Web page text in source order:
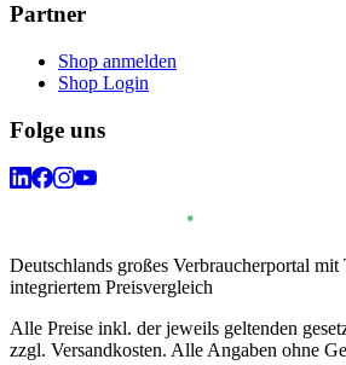
Partner
Shop anmelden
Shop Login
Folge uns
Deutschlands großes Verbraucherportal mit
integriertem Preisvergleich
Alle Preise inkl. der jeweils geltenden
zzgl. Versandkosten. Alle Angaben ohne